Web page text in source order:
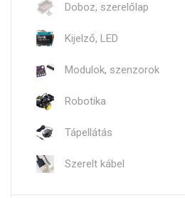
Doboz, szerelőlap
Kijelző, LED
Modulok, szenzorok
Robotika
Tápellátás
Szerelt kábel